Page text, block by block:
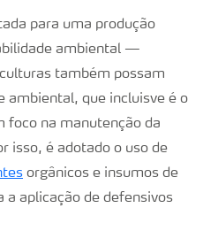
para uma produção
ambiental —
também possam
ambiental, que incluisve é o
foco na manutenção da
isso, é adotado o uso de
orgânicos e insumos de
a aplicação de defensivos